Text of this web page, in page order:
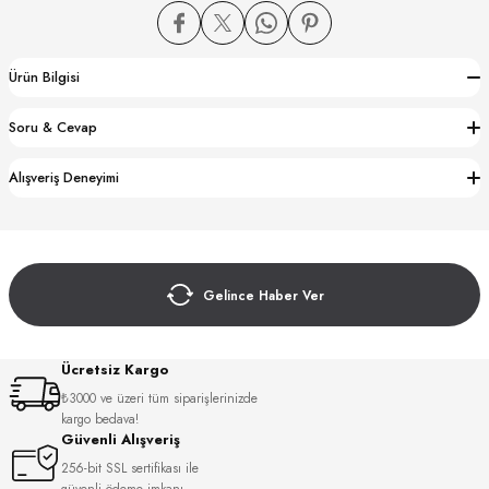
Ürün Bilgisi
Soru & Cevap
Alışveriş Deneyimi
Gelince Haber Ver
Ücretsiz Kargo
₺3000 ve üzeri tüm siparişlerinizde
kargo bedava!
Güvenli Alışveriş
256-bit SSL sertifikası ile